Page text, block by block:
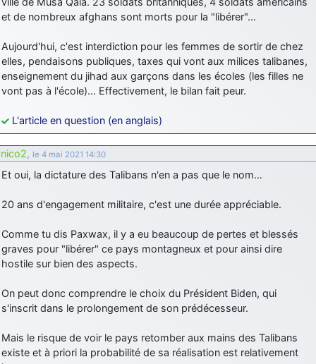
et de nombreux afghans sont morts pour la "libérer"…
Aujourd'hui, c'est interdiction pour les femmes de sortir de chez
elles, pendaisons publiques, taxes qui vont aux milices talibanes,
enseignement du jihad aux garçons dans les écoles (les filles ne
vont pas à l'école)… Effectivement, le bilan fait peur.
L'article en question (en anglais)
nico2, le 4 mai 2021 14:30
Et oui, la dictature des Talibans n'en a pas que le nom…
20 ans d'engagement militaire, c'est une durée appréciable.
Comme tu dis Paxwax, il y a eu beaucoup de pertes et blessés
graves pour "libérer" ce pays montagneux et pour ainsi dire
hostile sur bien des aspects.
On peut donc comprendre le choix du Président Biden, qui
s'inscrit dans le prolongement de son prédécesseur.
Mais le risque de voir le pays retomber aux mains des Talibans
existe et à priori la probabilité de sa réalisation est relativement